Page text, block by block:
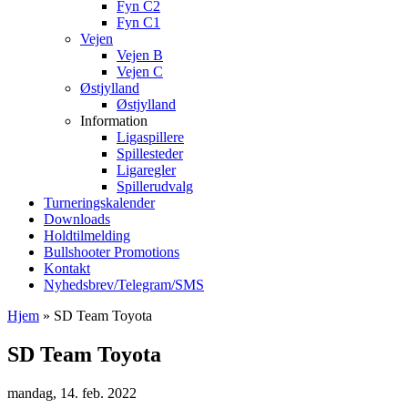
Fyn C2
Fyn C1
Vejen
Vejen B
Vejen C
Østjylland
Østjylland
Information
Ligaspillere
Spillesteder
Ligaregler
Spillerudvalg
Turneringskalender
Downloads
Holdtilmelding
Bullshooter Promotions
Kontakt
Nyhedsbrev/Telegram/SMS
Hjem » SD Team Toyota
SD Team Toyota
mandag, 14. feb. 2022